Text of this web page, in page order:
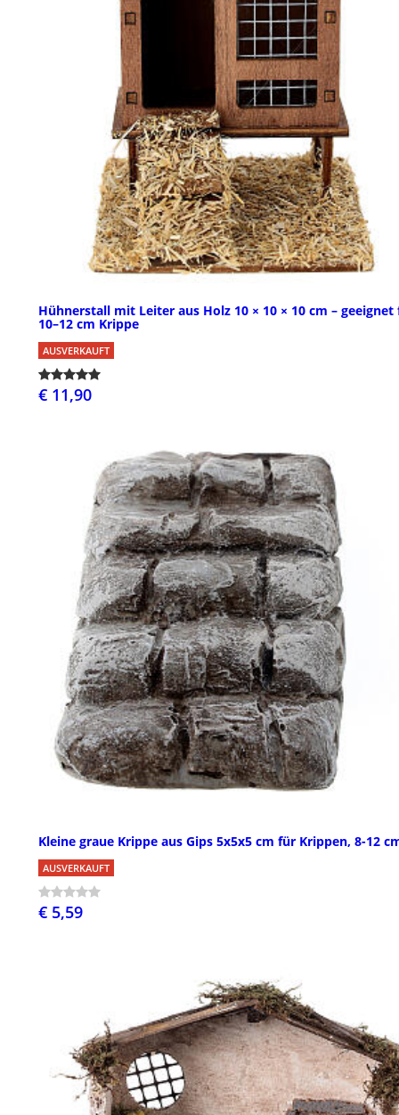
Hühnerstall mit Leiter aus Holz 10 × 10 × 10 cm – geeignet
10–12 cm Krippe
AUSVERKAUFT
€ 11,90
Kleine graue Krippe aus Gips 5x5x5 cm für Krippen, 8-12
AUSVERKAUFT
€ 5,59